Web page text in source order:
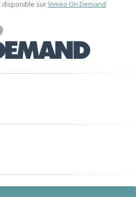
disponible surVimeo On Demand